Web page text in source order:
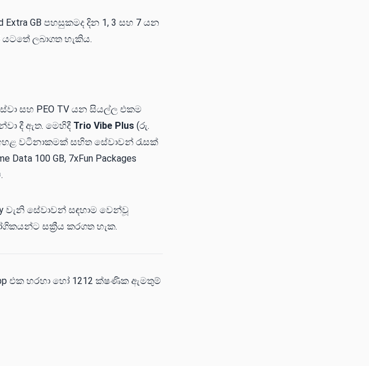
GB පහසුකමද දින 1, 3 සහ 7 යන
යටතේ ලබාගත හැකිය.
සහ PEO TV යන සියල්ල එකම
දී ඇත. මෙහිදී Trio Vibe Plus (රු.
ඉහළ වටිනාකමක් සහිත සේවාවන් රැසක්
100 GB, 7xFun Packages
වැනි සේවාවන් සඳහාම වෙන්වූ
සක්‍රීය කරගත හැක.
එක හරහා හෝ 1212 ක්ෂණික ඇමතුම්